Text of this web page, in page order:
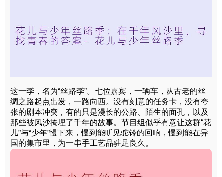
这一季，名为“丝路季”。七位嘉宾，一辆车，从古老的丝
绸之路起点出发，一路向西。没有刻意的任务卡，没有夸
张的剧本冲突，有的只是漫长的公路、陌生的面孔，以及
那些被风沙掩埋了千年的故事。节目组似乎有意让这群“花
儿”与“少年”慢下来，慢到能听见驼铃的回响，慢到能在异
国的集市里，为一串手工艺品驻足良久。